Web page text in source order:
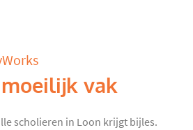
moeilijk vak
scholieren in Loon krijgt bijles.